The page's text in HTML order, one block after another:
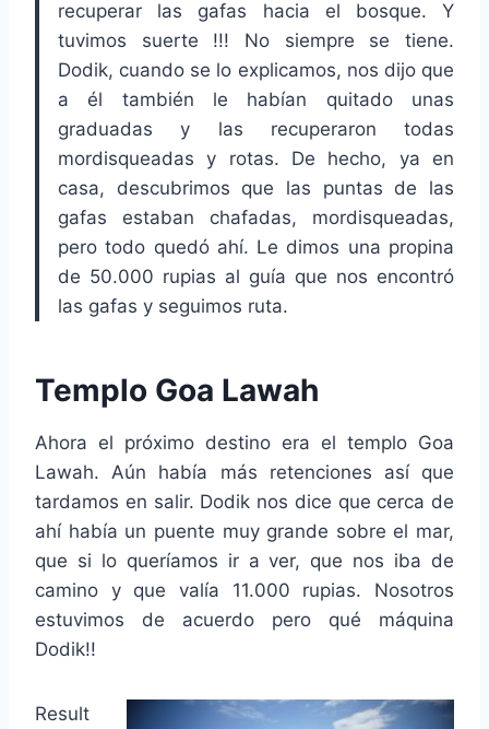
recuperar las gafas hacia el bosque. Y
tuvimos suerte !!! No siempre se tiene.
Dodik, cuando se lo explicamos, nos dijo que
a él también le habían quitado unas
graduadas y las recuperaron todas
mordisqueadas y rotas. De hecho, ya en
casa, descubrimos que las puntas de las
gafas estaban chafadas, mordisqueadas,
pero todo quedó ahí. Le dimos una propina
de 50.000 rupias al guía que nos encontró
las gafas y seguimos ruta.
Templo Goa Lawah
Ahora el próximo destino era el templo Goa
Lawah. Aún había más retenciones así que
tardamos en salir. Dodik nos dice que cerca de
ahí había un puente muy grande sobre el mar,
que si lo queríamos ir a ver, que nos iba de
camino y que valía 11.000 rupias. Nosotros
estuvimos de acuerdo pero qué máquina
Dodik!!
Result